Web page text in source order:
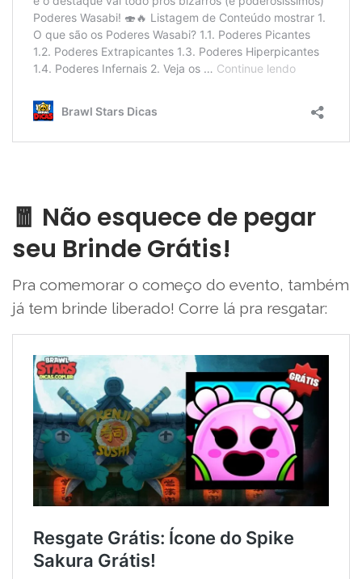
🧧 Não esquece de pegar
seu Brinde Grátis!
Pra comemorar o começo do evento, também
já tem brinde liberado! Corre lá pra resgatar: